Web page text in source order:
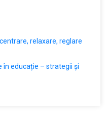
relaxare, reglare
în educație – strategii și